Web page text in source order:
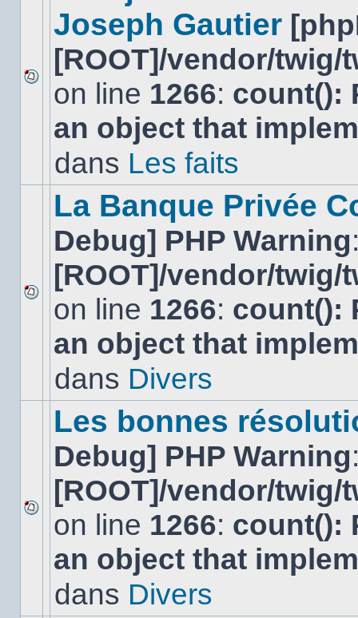
Aucun
nouveau
message
non-
dans
Joseph Gautier
[ROOT]/vendor/
on line 1266: count():
an object that
dans Les faits
Aucun
nouveau
message
non-
dans
La Banque Privée
Debug] PHP Warning
[ROOT]/vendor/
on line 1266: count():
an object that
dans Divers
Aucun
nouveau
message
non-
dans
Les bonnes
Debug] PHP Warning
[ROOT]/vendor/
on line 1266: count():
an object that
dans Divers